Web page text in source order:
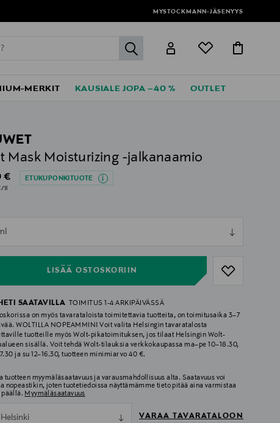
MYSTOCKMANN-JÄSENYYS
label.header.go
MERKIT KAUSIALE JOPA –40 % OUTLET
Mask Moisturizing -jalkanaamio
Price
€ ETUKUPONKITUOTE
1l
LISÄÄ OSTOSKORIIN
null
SAATAVILLA
TOIMITUS 1-4 ARKIPÄIVÄSSÄ
on myös tavarataloista toimitettavia tuotteita, on toimitusaika 3–7
WOLTILLA NOPEAMMIN! Voit valita Helsingin tavaratalosta
tuotteille myös Wolt-pikatoimituksen, jos tilaat Helsingin Wolt-
sisällä. Voit tehdä Wolt-tilauksia verkkokaupassa ma–pe 10–18.30,
ja su 12–16.30, tuotteen minimiarvo 40 €.
tuotteen myymäläsaatavuus ja varausmahdollisuus alta. Saatavuus voi
nopeastikin, joten tuotetiedoissa näyttämämme tieto pitää aina varmistaa
päällä. Myymäläsaatavuus
Helsinki VARAA TAVARATALOON